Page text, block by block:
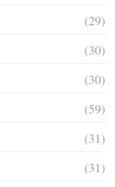
(29)
(30)
(30)
(59)
(31)
(31)